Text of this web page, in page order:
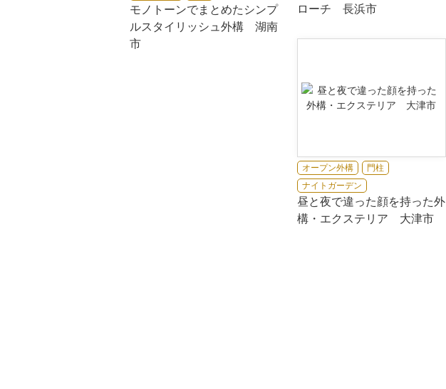
モノトーンでまとめたシンプ
ルスタイリッシュ外構 湖南
市
ローチ 長浜市
オープン外構
門柱
ナイトガーデン
昼と夜で違った顔を持った外
構・エクステリア 大津市